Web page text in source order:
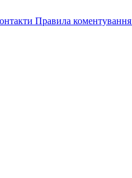
Правила коментування